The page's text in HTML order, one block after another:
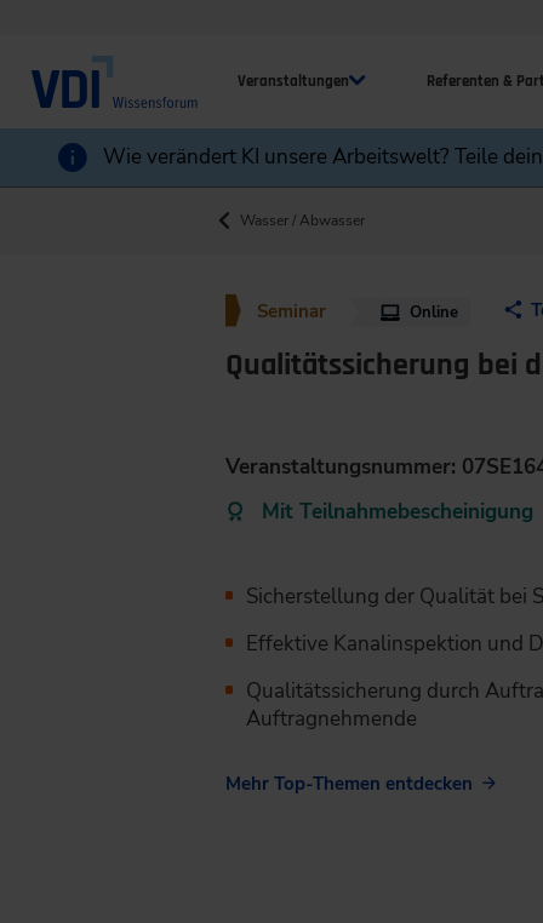
Veranstaltungen Referenten &
Wie verändert KI unsere Arbeitswelt? Teile
Wasser / Abwasser
Seminar Online
Qualitätssicherung bei
Veranstaltungsnummer:
Mit Teilnahmebescheinigung
Sicherstellung der Qualität bei
Effektive Kanalinspektion und
Qualitätssicherung durch
Auftragnehmende
Mehr Top-Themen entdecken